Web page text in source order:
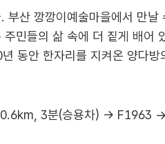
부산 깡깡이예술마을에서 만
민들의 삶 속에 더 짙게 배어
동안 한자리를 지켜온 양다
3분(승용차) → F1963